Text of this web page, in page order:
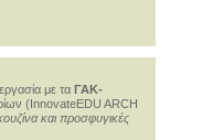
με τα ΓΑΚ-
(InnovateEDU ARCH
και προσφυγικές